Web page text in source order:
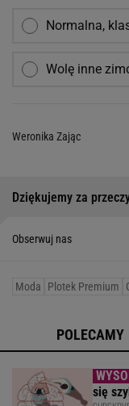
Normalna,
Wolę inne
Weronika Zając
Dziękujemy za
Obserwuj nas
Moda Plotek Premium
POLECAMY
się